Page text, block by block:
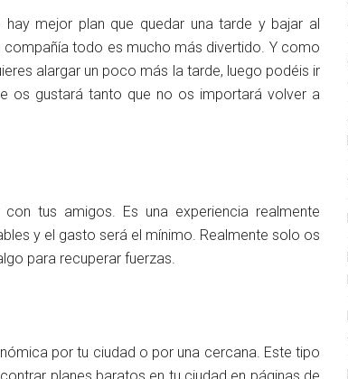
mejor plan que quedar una tarde y bajar al
compañía todo es mucho más divertido. Y como
alargar un poco más la tarde, luego podéis ir
os gustará tanto que no os importará volver a
tus amigos. Es una experiencia realmente
y el gasto será el mínimo. Realmente solo os
para recuperar fuerzas.
por tu ciudad o por una cercana. Este tipo
planes baratos en tu ciudad en páginas de